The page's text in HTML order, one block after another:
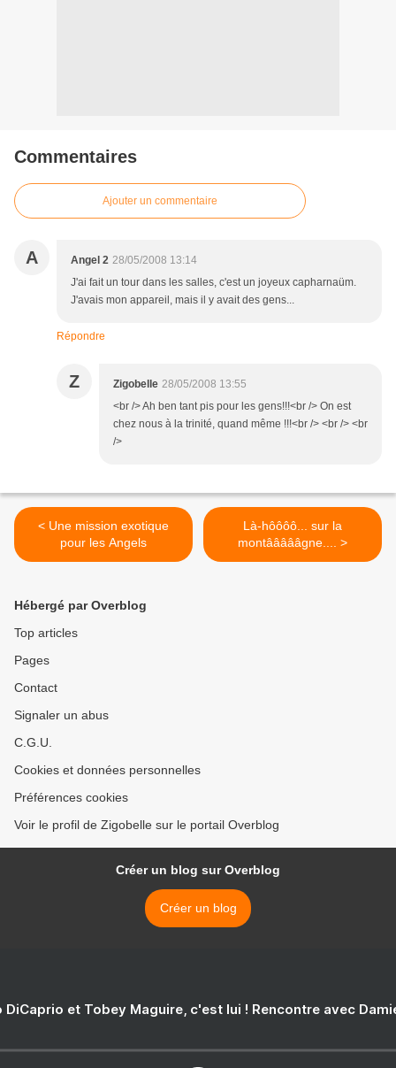
Commentaires
Ajouter un commentaire
A Angel 2 28/05/2008 13:14
J'ai fait un tour dans les salles, c'est un joyeux capharnaüm.
J'avais mon appareil, mais il y avait des gens...
Répondre
Z Zigobelle 28/05/2008 13:55
<br /> Ah ben tant pis pour les gens!!!<br /> On est
chez nous à la trinité, quand même !!!<br /> <br /> <br
/>
< Une mission exotique
pour les Angels
Là-hôôôô... sur la
montâââââgne.... >
Hébergé par Overblog
Top articles
Pages
Contact
Signaler un abus
C.G.U.
Cookies et données personnelles
Préférences cookies
Voir le profil de Zigobelle sur le portail Overblog
Créer un blog sur Overblog
Créer un blog
DiCaprio et Tobey Maguire, c'est lui ! Rencontre avec